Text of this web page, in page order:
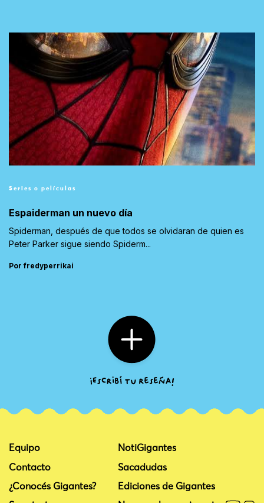
Series o películas
Espaiderman un nuevo día
Spiderman, después de que todos se olvidaran de quien es
Peter Parker sigue siendo Spiderm...
Por fredyperrikai
Equipo
Contacto
¿Conocés Gigantes?
NotiGigantes
Sacadudas
Ediciones de Gigantes